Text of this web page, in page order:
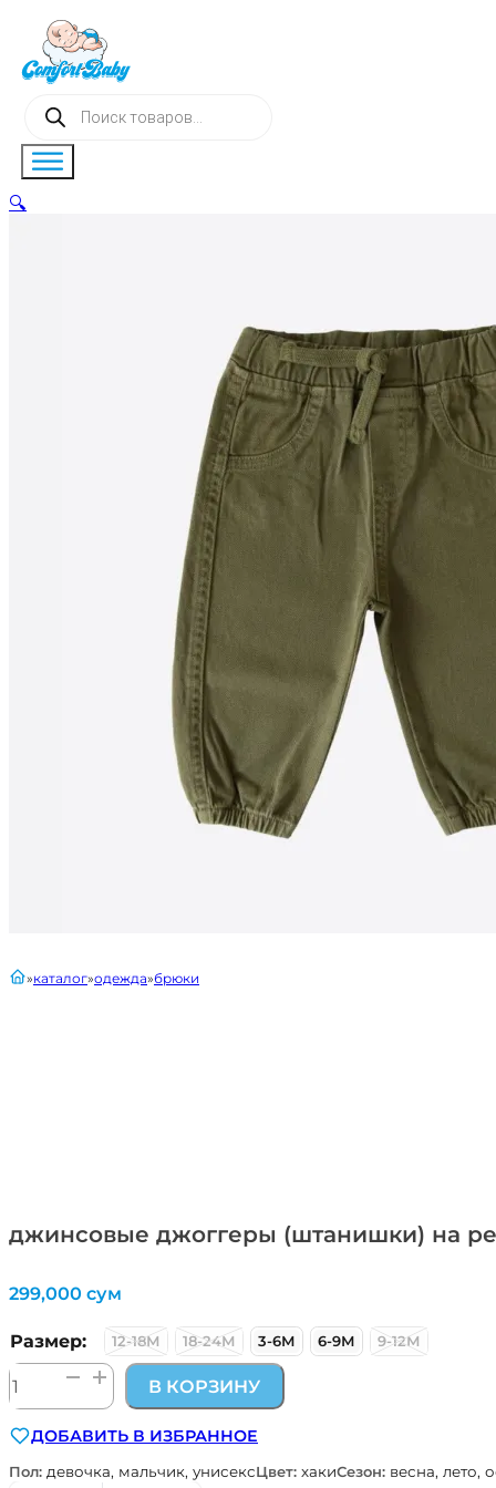
Поиск
товаров
джинсовые джоггеры (штанишки) на
главнаякаталог одежда брюки
299,000 сум
Размер: 12-18М 18-24М 3-6М 6-9М 9-12М
Количество
товара
джоггеры
(штанишки)
В КОРЗИНУ
ДОБАВИТЬ В ИЗБРАННОЕ
Пол: девочка, мальчик, унисексЦвет: хакиСезон: весна, лето,
🔍